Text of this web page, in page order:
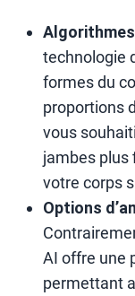
Algorithmes
technologie
formes du
proportions
vous
jambes plus
votre corps
Options
AI offre une
permettant